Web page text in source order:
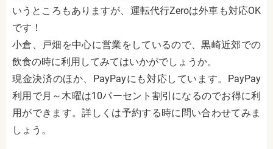
いうところもありますが、運転代行Zeroは外車も対応OK
です！
小倉、戸畑を中心に営業をしているので、黒崎近郊での
飲食の時に利用してみてはいかがでしょうか。
現金決済のほか、 PayPayにも対応しています。 PayPay
利用で月～木曜は10パーセント割引になるのでお得に利
用ができます。詳しくは予約する時に問い合わせてみま
しょう。